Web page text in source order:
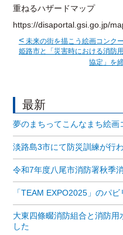
重ねるハザードマップ
https://disaportal.gsi.go.jp/
<未来の街を描こう絵画コンク
姫路市と「災害時における消防
協定」を
最新
夢のまちってこんなまち絵画
淡路島3市にて防災訓練が行
令和7年度八尾市消防署秋季
「TEAM EXPO2025」のパ
大東四條畷消防組合と消防用
した